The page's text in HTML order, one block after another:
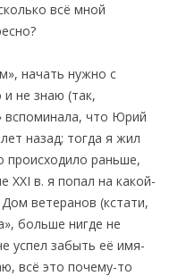
всё мной
начать нужно с
не знаю (так,
вспоминала, что Юрий
назад; тогда я жил
происходило раньше,
в. я попал на какой-
ветеранов (кстати,
больше нигде не
успел забыть её имя-
всё это почему-то